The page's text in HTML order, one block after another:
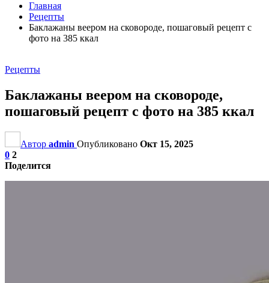
Главная
Рецепты
Баклажаны веером на сковороде, пошаговый рецепт с
фото на 385 ккал
Рецепты
Баклажаны веером на сковороде,
пошаговый рецепт с фото на 385 ккал
Автор admin Опубликовано Окт 15, 2025
0 2
Поделится